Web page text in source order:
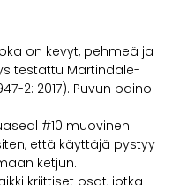
on kevyt, pehmeä ja
testattu Martindale-
2: 2017). Puvun paino
#10 muovinen
että käyttäjä pystyy
ketjun.
kriittiset osat, jotka